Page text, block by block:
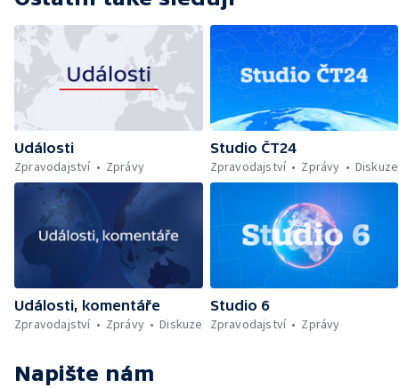
Události
Zpravodajství
Zprávy
Studio ČT24
Zpravodajství
Zprávy Diskuze
Události, komentáře
Zpravodajství
Zprávy Diskuze
Studio 6
Zpravodajství
Zprávy
Napište nám